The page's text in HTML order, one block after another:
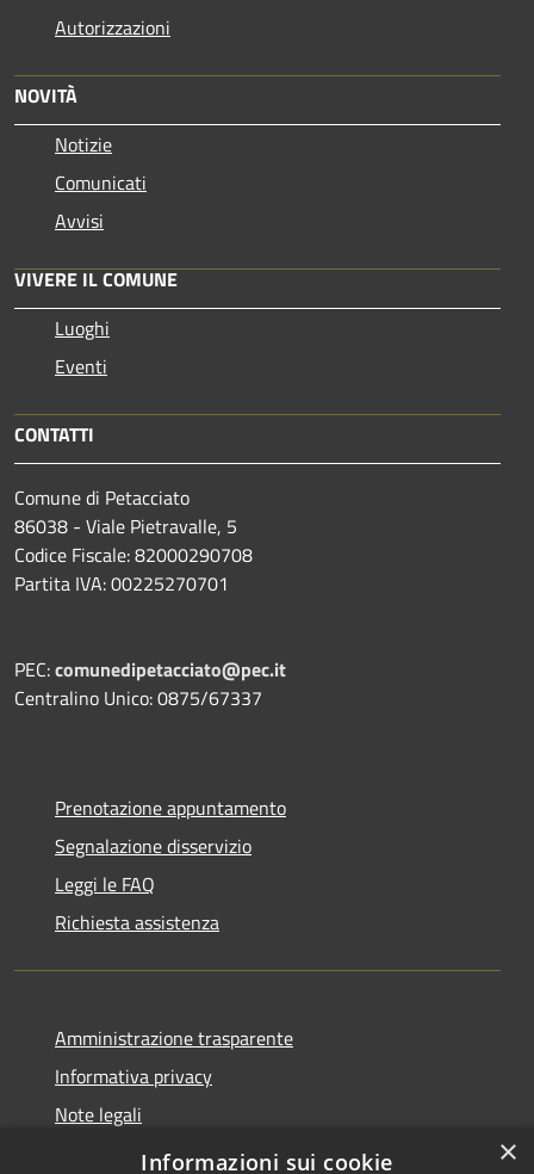
Autorizzazioni
NOVITÀ
Notizie
Comunicati
Avvisi
VIVERE IL COMUNE
Luoghi
Eventi
CONTATTI
Comune di Petacciato
86038 - Viale Pietravalle, 5
Codice Fiscale: 82000290708
Partita IVA: 00225270701
PEC:comunedipetacciato@pec.it
Centralino Unico: 0875/67337
Prenotazione appuntamento
Segnalazione disservizio
Leggi le FAQ
Richiesta assistenza
Amministrazione trasparente
Informativa privacy
Note legali
Dichiarazione di accessibilità
×
Informazioni sui cookie